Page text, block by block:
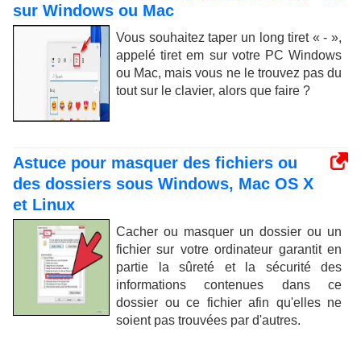
sur Windows ou Mac
Vous souhaitez taper un long tiret « - »,
appelé tiret em sur votre PC Windows
ou Mac, mais vous ne le trouvez pas du
tout sur le clavier, alors que faire ?
Astuce pour masquer des fichiers ou
des dossiers sous Windows, Mac OS X
et Linux
Cacher ou masquer un dossier ou un
fichier sur votre ordinateur garantit en
partie la sûreté et la sécurité des
informations contenues dans ce
dossier ou ce fichier afin qu'elles ne
soient pas trouvées par d'autres.